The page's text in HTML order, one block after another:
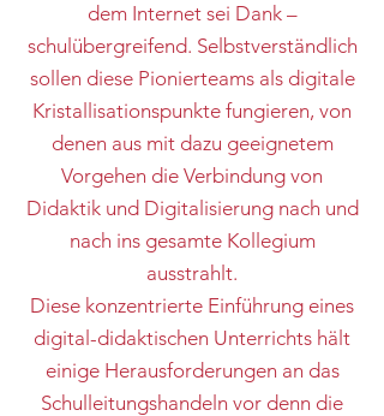
dem Internet sei Dank –
schulübergreifend. Selbstverständlich
sollen diese Pionierteams als digitale
Kristallisationspunkte fungieren, von
denen aus mit dazu geeignetem
Vorgehen die Verbindung von
Didaktik und Digitalisierung nach und
nach ins gesamte Kollegium
ausstrahlt.
Diese konzentrierte Einführung eines
digital-didaktischen Unterrichts hält
einige Herausforderungen an das
Schulleitungshandeln vor denn die